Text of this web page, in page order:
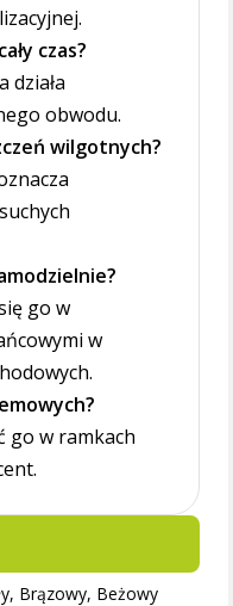
czas?
działa
obwodu.
wilgotnych?
go w
w
go w ramkach
Brązowy, Beżowy